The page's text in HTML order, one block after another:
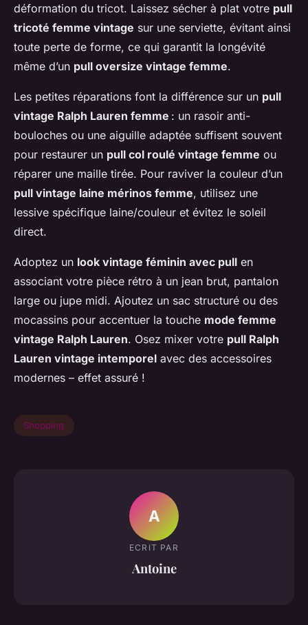
déformation du tricot. Laissez sécher à plat votre pull
tricoté femme vintage sur une serviette, évitant ainsi
toute perte de forme, ce qui garantit la longévité
même d’un pull oversize vintage femme.
Les petites réparations font la différence sur un pull
vintage Ralph Lauren femme : un rasoir anti-
bouloches ou une aiguille adaptée suffisent souvent
pour restaurer un pull col roulé vintage femme ou
réparer une maille tirée. Pour raviver la couleur d’un
pull vintage laine mérinos femme, utilisez une
lessive spécifique laine/couleur et évitez le soleil
direct.
Adoptez un look vintage féminin avec pull en
associant votre pièce rétro à un jean brut, pantalon
large ou jupe midi. Ajoutez un sac structuré ou des
mocassins pour accentuer la touche mode femme
vintage Ralph Lauren. Osez mixer votre pull Ralph
Lauren vintage intemporel avec des accessoires
modernes – effet assuré !
Shopping
A
ECRIT PAR
Antoine